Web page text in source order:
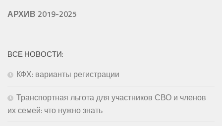
АРХИВ 2019-2025
ВСЕ НОВОСТИ:
КФХ: варианты регистрации
Транспортная льгота для участников СВО и членов
их семей: что нужно знать